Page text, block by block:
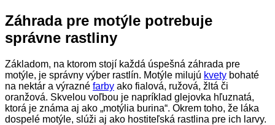
Záhrada pre motýle potrebuje
správne rastliny
Základom, na ktorom stojí každá úspešná záhrada pre
motýle, je správny výber rastlín. Motýle milujú kvety bohaté
na nektár a výrazné farby ako fialová, ružová, žltá či
oranžová. Skvelou voľbou je napríklad glejovka hľuznatá,
ktorá je známa aj ako „motýlia burina“. Okrem toho, že láka
dospelé motýle, slúži aj ako hostiteľská rastlina pre ich larvy.